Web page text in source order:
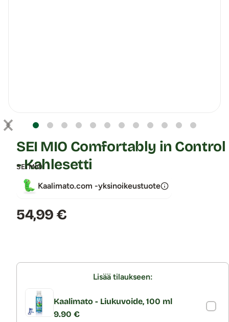
SEI MIO
SEI MIO Comfortably in Control
- Kahlesetti
Kaalimato.com -yksinoikeustuote
Hinta:
54,99 €
Lisää tilaukseen:
Kaalimato - Liukuvoide, 100 ml
9.90 €